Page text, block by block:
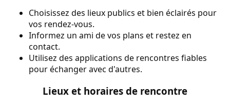
Choisissez des lieux publics et bien éclairés pour
vos rendez-vous.
Informez un ami de vos plans et restez en
contact.
Utilisez des applications de rencontres fiables
pour échanger avec d'autres.
Lieux et horaires de rencontre